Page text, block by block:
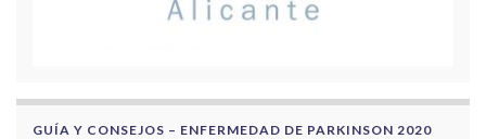
GUÍA Y CONSEJOS – ENFERMEDAD DE PARKINSON 2020